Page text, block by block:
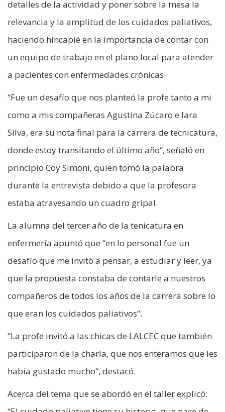
detalles de la actividad y poner sobre la mesa la
relevancia y la amplitud de los cuidados paliativos,
haciendo hincapié en la importancia de contar con
un equipo de trabajo en el plano local para atender
a pacientes con enfermedades crónicas.
“Fue un desafío que nos planteó la profe tanto a mi
como a mis compañeras Agustina Zúcaro e Iara
Silva, era su nota final para la carrera de tecnicatura,
donde estoy transitando el último año“, señaló en
principio Coy Simoni, quien tomó la palabra
durante la entrevista debido a que la profesora
estaba atravesando un cuadro gripal.
La alumna del tercer año de la tenicatura en
enfermería apuntó que “en lo personal fue un
desafío que me invitó a pensar, a estudiar y leer, ya
que la propuesta constaba de contarle a nuestros
compañeros de todos los años de la carrera sobre lo
que eran los cuidados paliativos“.
“La profe invitó a las chicas de LALCEC que también
participaron de la charla, que nos enteramos que les
había gustado mucho“, destacó.
Acerca del tema que se abordó en el taller explicó: